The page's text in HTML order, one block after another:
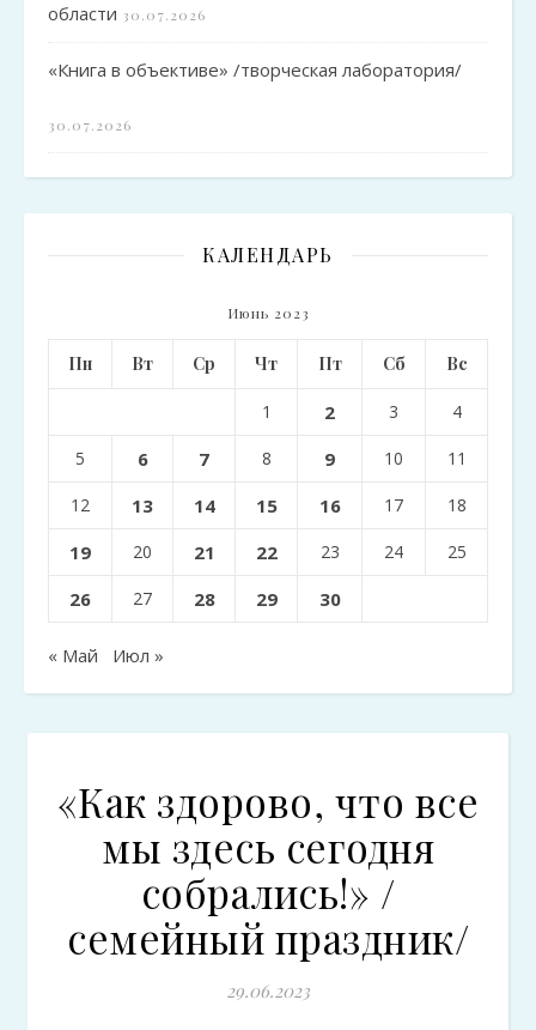
области 30.07.2026
«Книга в объективе» /творческая лаборатория/
30.07.2026
КАЛЕНДАРЬ
Июнь 2023
Пн Вт Ср Чт Пт Сб Вс
1 2 3 4
5 6 7 8 9 10 11
12 13 14 15 16 17 18
19 20 21 22 23 24 25
26 27 28 29 30
« Май Июл »
«Как здорово, что все
мы здесь сегодня
собрались!» /
семейный праздник/
29.06.2023